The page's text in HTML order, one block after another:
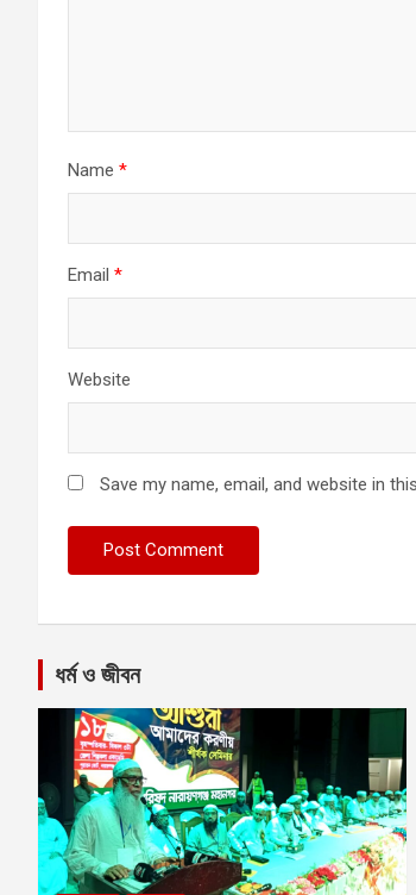
Name *
Email *
Website
Save my name, email, and website in
ধর্ম ও জীবন